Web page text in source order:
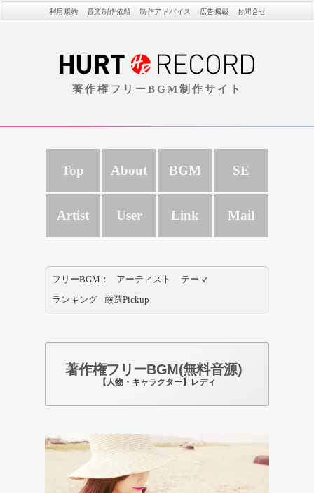
著作権フリーBGM制作サイト
利用規約 音楽制作依頼 制作アドバイス 広告掲載 お問合せ
Top About BGM SE
Artist User Link Mail
フリーBGM： アーティスト テーマ
ランキング 厳選Pickup
著作権フリーBGM(無料音源)
【人物・キャラクター】レディ